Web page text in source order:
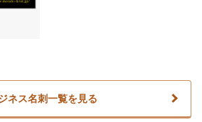
ネス名刺一覧を見る